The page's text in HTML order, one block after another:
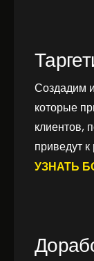
Создадим
которые
клиентов,
приведут к
УЗНАТЬ